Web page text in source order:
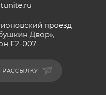
проезд
Двор»,
F2-007
РАССЫЛКУ